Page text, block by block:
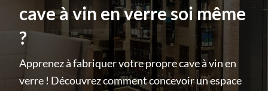
cave à vin en verre soi même
?
Apprenez à fabriquer votre propre cave à vin en
verre ! Découvrez comment concevoir un espace